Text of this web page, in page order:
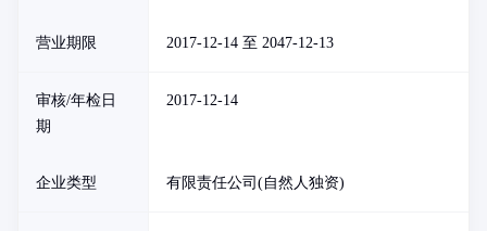
营业期限 2017-12-14 至 2047-12-13
审核/年检日
期
2017-12-14
企业类型 有限责任公司(自然人独资)